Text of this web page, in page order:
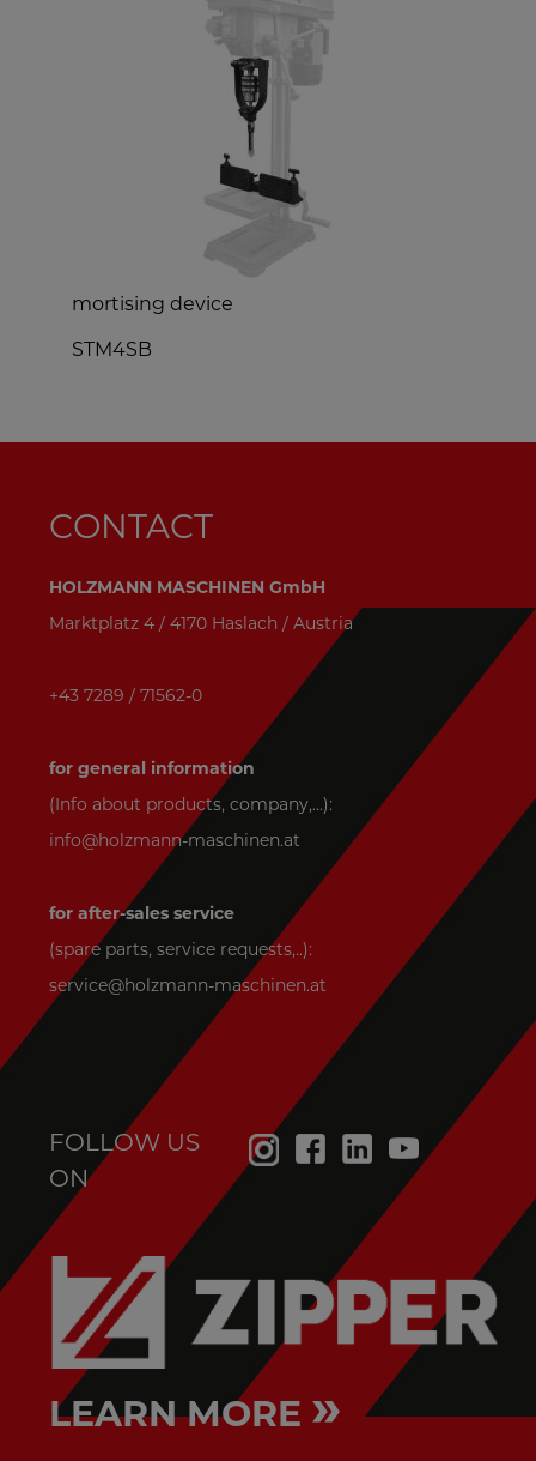
mortising device
STM4SB
CONTACT
HOLZMANN MASCHINEN GmbH
Marktplatz 4 / 4170 Haslach / Austria
+43 7289 / 71562-0
for general information
(Info about products, company,...):
info@holzmann-maschinen.at
for after-sales service
(spare parts, service requests,..):
service@holzmann-maschinen.at
FOLLOW US
ON
LEARN MORE »